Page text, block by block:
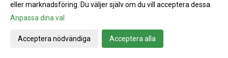
Gå till Webbversion
eller marknadsföring. Du väljer själv om du vill acceptera dessa.
Anpassa dina val
Acceptera nödvändiga Acceptera alla